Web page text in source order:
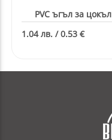
PVC ъгъл за цокъл
1.04 лв. / 0.53 €